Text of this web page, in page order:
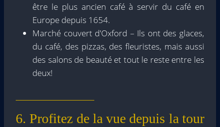
être le plus ancien café à servir du café en
Europe depuis 1654.
Marché couvert d'Oxford – Ils ont des glaces,
du café, des pizzas, des fleuristes, mais aussi
des salons de beauté et tout le reste entre les
deux!
6. Profitez de la vue depuis la tour